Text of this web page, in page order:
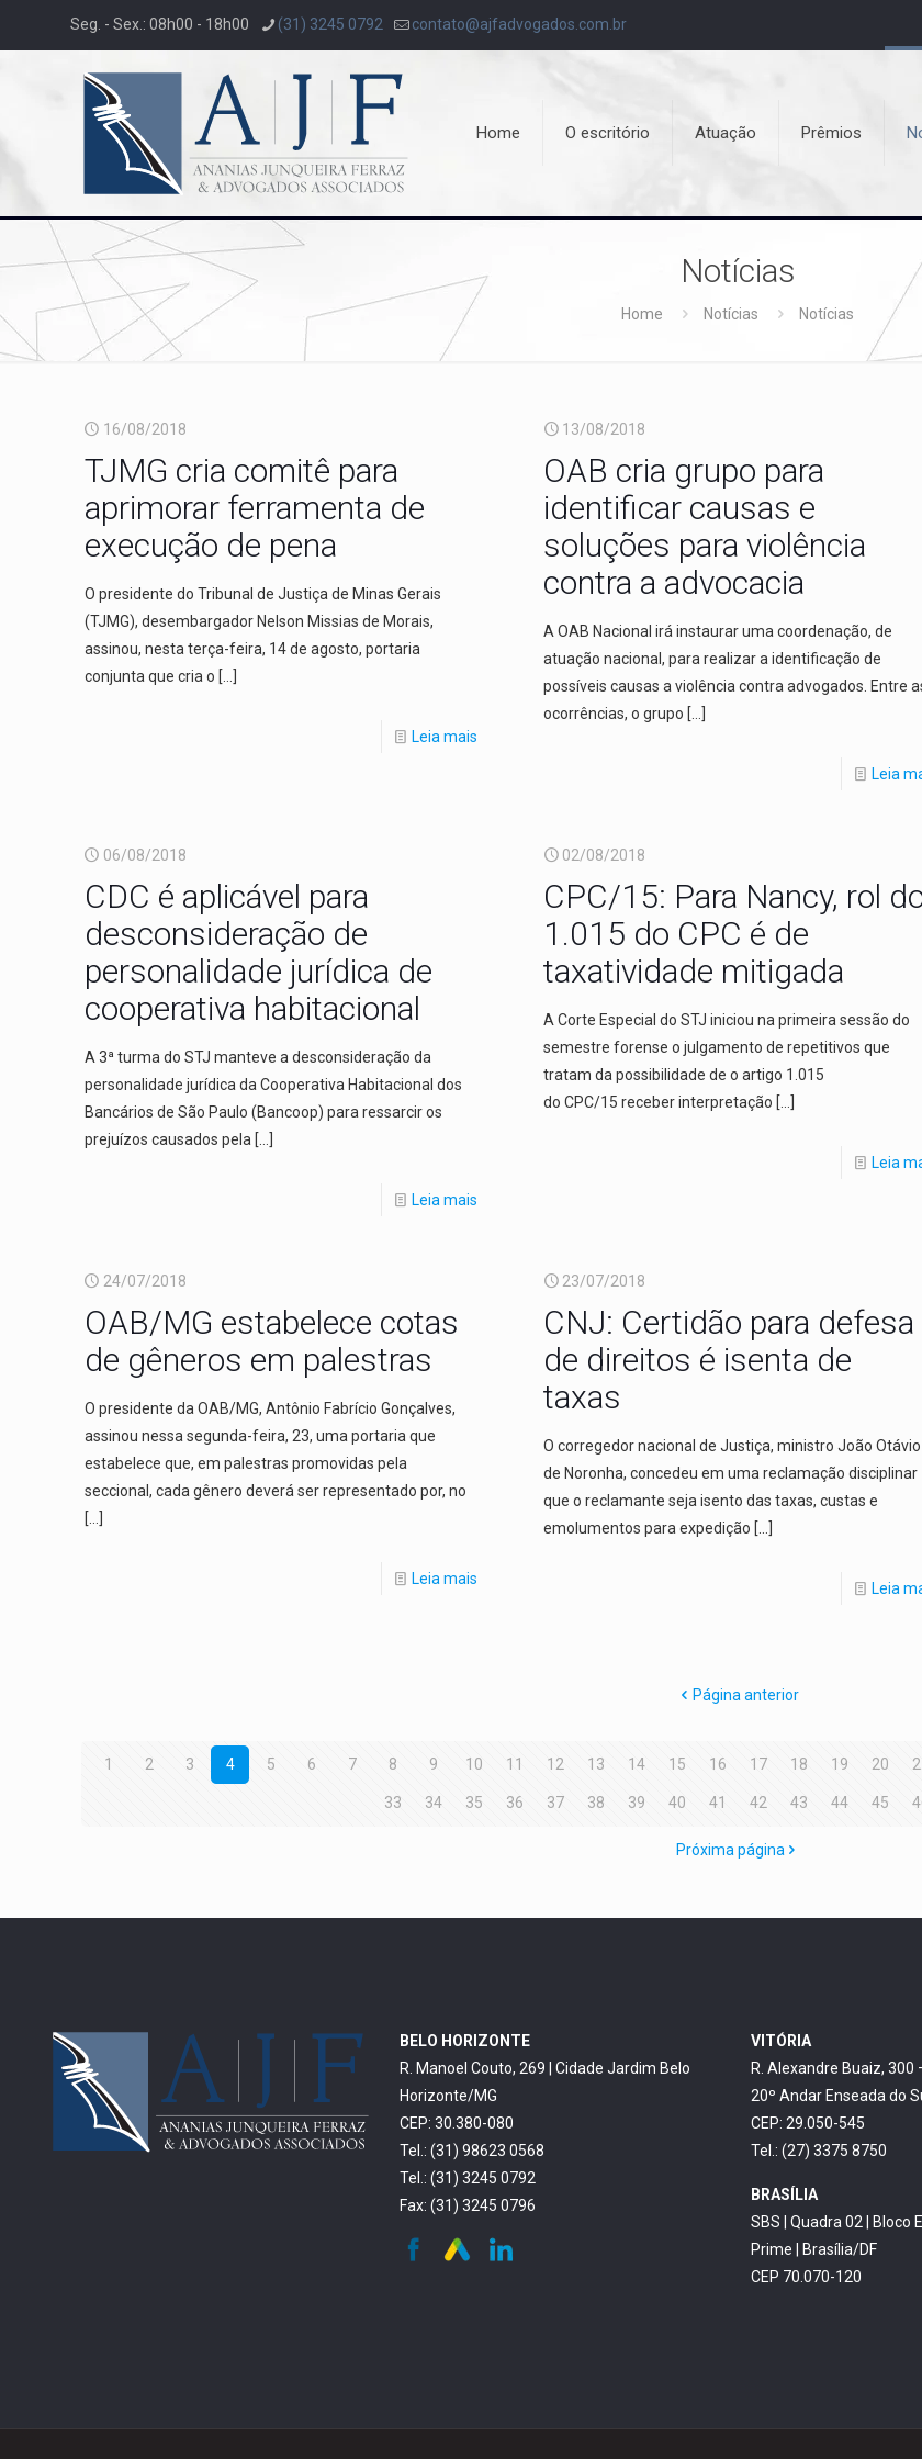
Seg. - Sex.: 08h00 - 18h00 (31) 3245 0792 contato@ajfadvogados.com.br
Home O escritório Atuação Prêmios
Notícias
Home Notícias Notícias
16/08/2018
TJMG cria comitê para
aprimorar ferramenta de
execução de pena
O presidente do Tribunal de Justiça de Minas Gerais
(TJMG), desembargador Nelson Missias de Morais,
assinou, nesta terça-feira, 14 de agosto, portaria
conjunta que cria o […]
Leia mais
13/08/2018
OAB cria grupo para
identificar causas e
soluções para violência
contra a advocacia
A OAB Nacional irá instaurar uma coordenação, de
atuação nacional, para realizar a identificação de
possíveis causas a violência contra advogados. Entre
ocorrências, o grupo […]
Leia
06/08/2018
CDC é aplicável para
desconsideração de
personalidade jurídica de
cooperativa habitacional
A 3ª turma do STJ manteve a desconsideração da
personalidade jurídica da Cooperativa Habitacional dos
Bancários de São Paulo (Bancoop) para ressarcir os
prejuízos causados pela […]
Leia mais
02/08/2018
CPC/15: Para Nancy, rol
1.015 do CPC é de
taxatividade mitigada
A Corte Especial do STJ iniciou na primeira sessão do
semestre forense o julgamento de repetitivos que
tratam da possibilidade de o artigo 1.015
do CPC/15 receber interpretação […]
Leia
24/07/2018
OAB/MG estabelece cotas
de gêneros em palestras
O presidente da OAB/MG, Antônio Fabrício Gonçalves,
assinou nessa segunda-feira, 23, uma portaria que
estabelece que, em palestras promovidas pela
seccional, cada gênero deverá ser representado por, no
[…]
Leia mais
23/07/2018
CNJ: Certidão para defesa
de direitos é isenta de
taxas
O corregedor nacional de Justiça, ministro João Otávio
de Noronha, concedeu em uma reclamação disciplinar
que o reclamante seja isento das taxas, custas e
emolumentos para expedição […]
Leia
Página anterior
1 2 3 4 5 6 7 8 9 10 11 12 13 14 15 16 17 18 19 20
33 34 35 36 37 38 39 40 41 42 43 44 45
Próxima página
BELO HORIZONTE
R. Manoel Couto, 269 | Cidade Jardim Belo
Horizonte/MG
CEP: 30.380-080
Tel.: (31) 98623 0568
Tel.: (31) 3245 0792
Fax: (31) 3245 0796
VITÓRIA
R. Alexandre Buaiz,
20º Andar Enseada do
CEP: 29.050-545
Tel.: (27) 3375 8750
BRASÍLIA
SBS | Quadra 02 | Bloco
Prime | Brasília/DF
CEP 70.070-120